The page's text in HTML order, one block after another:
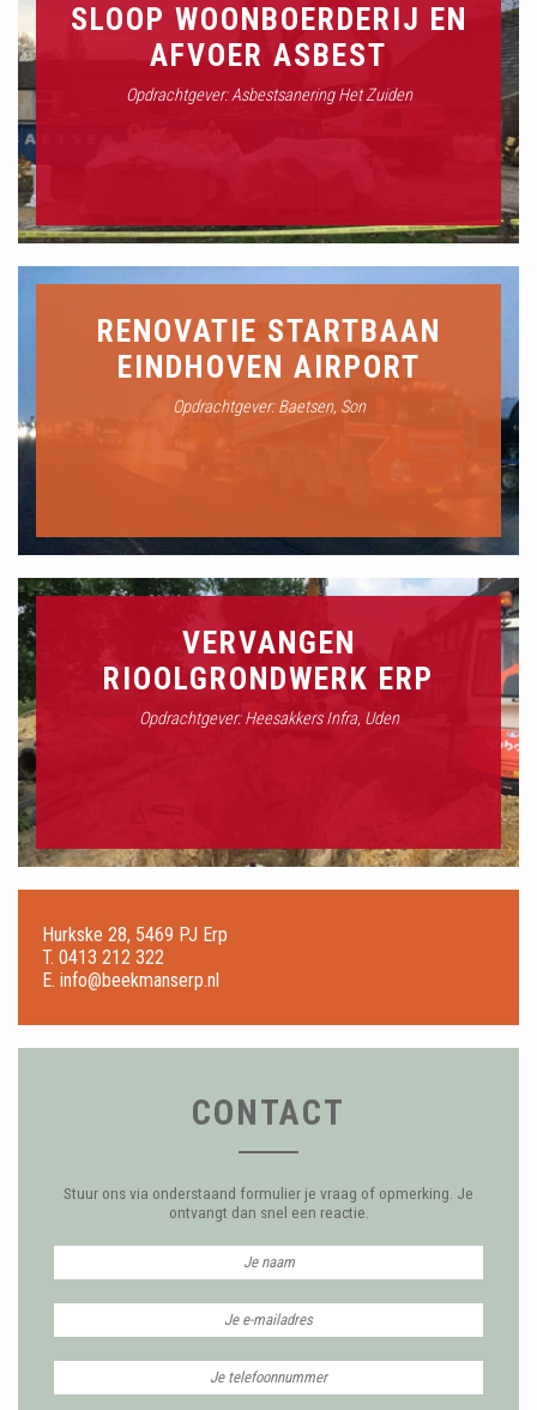
SLOOP WOONBOERDERIJ EN
AFVOER ASBEST
Opdrachtgever: Asbestsanering Het Zuiden
RENOVATIE STARTBAAN
EINDHOVEN AIRPORT
Opdrachtgever: Baetsen, Son
VERVANGEN
RIOOLGRONDWERK ERP
Opdrachtgever: Heesakkers Infra, Uden
Hurkske 28, 5469 PJ Erp
T. 0413 212 322
E. info@beekmanserp.nl
CONTACT
Stuur ons via onderstaand formulier je vraag of opmerking. Je
ontvangt dan snel een reactie.